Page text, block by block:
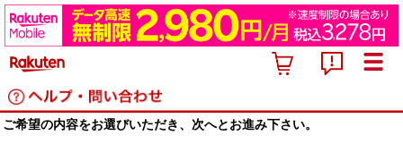
ご希望の内容をお選びいただき、次へとお進み下さい。